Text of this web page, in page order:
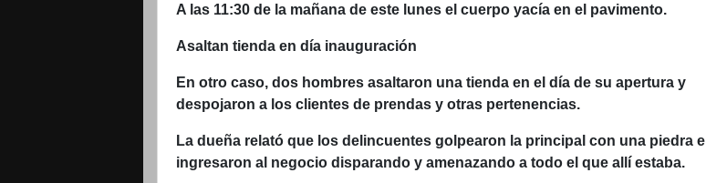
A las 11:30 de la mañana de este lunes el cuerpo yacía en el pavimento.
Asaltan tienda en día inauguración
En otro caso, dos hombres asaltaron una tienda en el día de su apertura y
despojaron a los clientes de prendas y otras pertenencias.
La dueña relató que los delincuentes golpearon la principal con una piedra e
ingresaron al negocio disparando y amenazando a todo el que allí estaba.